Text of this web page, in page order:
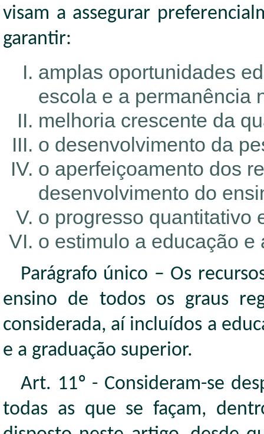
visam a assegurar
garantir:
amplas oportunidades
escola e a permanência
melhoria crescente da
o desenvolvimento da
o aperfeiçoamento dos
desenvolvimento do
o progresso quantitativo
o estimulo a educação
Parágrafo único – Os
ensino de todos os graus
considerada, aí incluídos a
e a graduação superior.
Art. 11º - Consideram-se
todas as que se façam,